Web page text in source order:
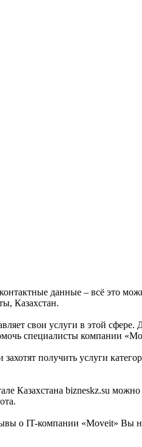
данные – всё это
Казахстан.
свои услуги в этой сфере.
специалисты компании
получить услуги
Казахстана bizneskz.su
о IT-компании «Moveit» Вы